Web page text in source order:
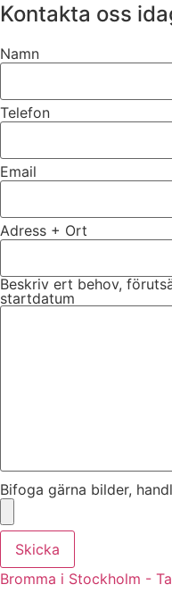
Kontakta oss
Namn
Telefon
Email
Adress + Ort
Beskriv ert behov,
startdatum
Bifoga gärna bilder,
Skicka
Bromma i Stockholm -